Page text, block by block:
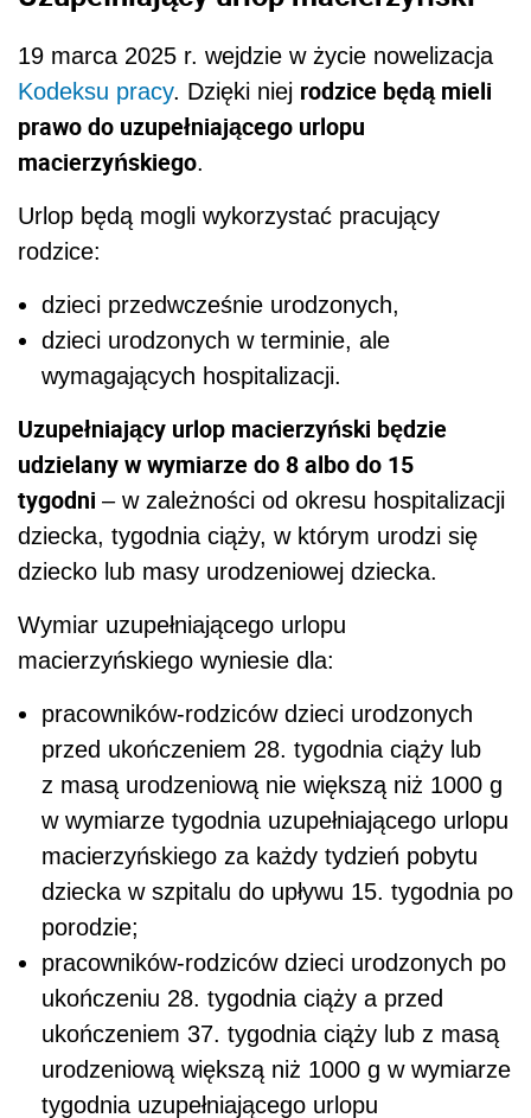
19 marca 2025 r. wejdzie w życie nowelizacja
Kodeksu pracy. Dzięki niej rodzice będą mieli
prawo do uzupełniającego urlopu
macierzyńskiego.
Urlop będą mogli wykorzystać pracujący
rodzice:
dzieci przedwcześnie urodzonych,
dzieci urodzonych w terminie, ale
wymagających hospitalizacji.
Uzupełniający urlop macierzyński będzie
udzielany w wymiarze do 8 albo do 15
tygodni – w zależności od okresu hospitalizacji
dziecka, tygodnia ciąży, w którym urodzi się
dziecko lub masy urodzeniowej dziecka.
Wymiar uzupełniającego urlopu
macierzyńskiego wyniesie dla:
pracowników-rodziców dzieci urodzonych
przed ukończeniem 28. tygodnia ciąży lub
z masą urodzeniową nie większą niż 1000 g
w wymiarze tygodnia uzupełniającego urlopu
macierzyńskiego za każdy tydzień pobytu
dziecka w szpitalu do upływu 15. tygodnia po
porodzie;
pracowników-rodziców dzieci urodzonych po
ukończeniu 28. tygodnia ciąży a przed
ukończeniem 37. tygodnia ciąży lub z masą
urodzeniową większą niż 1000 g w wymiarze
tygodnia uzupełniającego urlopu